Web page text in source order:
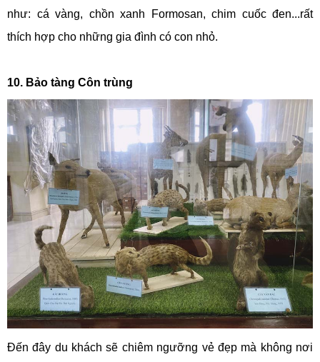
như: cá vàng, chồn xanh Formosan, chim cuốc đen...rất
thích hợp cho những gia đình có con nhỏ.
10. Bảo tàng Côn trùng
Đến đây du khách sẽ chiêm ngưỡng vẻ đẹp mà không nơi